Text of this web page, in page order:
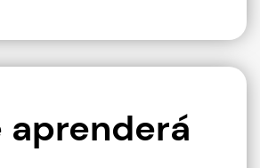
aprenderá